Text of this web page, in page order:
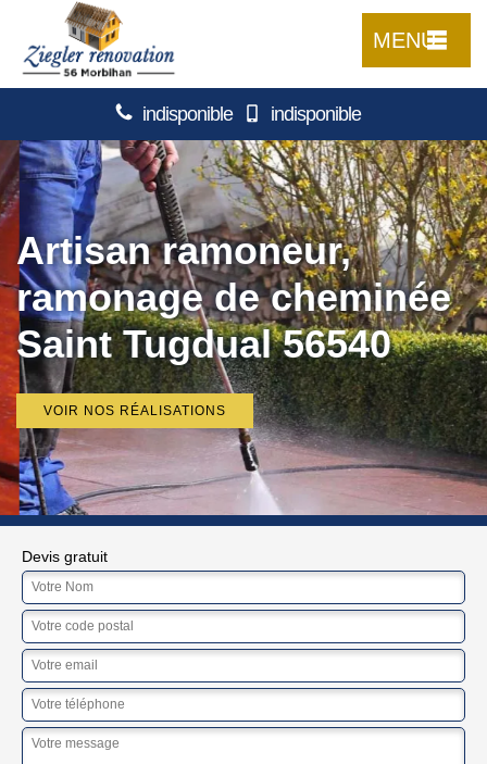
MENU
indisponible indisponible
Artisan ramoneur,
ramonage de cheminée
Saint Tugdual 56540
VOIR NOS RÉALISATIONS
Devis gratuit